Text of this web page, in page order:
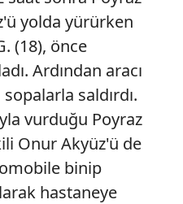
yolda yürürken
(18), önce
Ardından aracı
saldırdı.
vurduğu Poyraz
Onur Akyüz'ü de
binip
hastaneye